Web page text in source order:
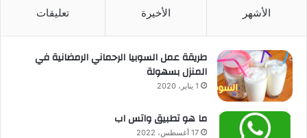
الأشهر الأخيرة تعليقات
طريقة عمل السوبيا الرحماني الرمضانية في
المنزل بسهولة
1 يناير، 2020
ما هو تطبيق واتس اب
17 أغسطس، 2022